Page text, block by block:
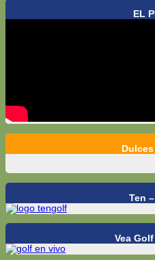
EL
Ten
Vea